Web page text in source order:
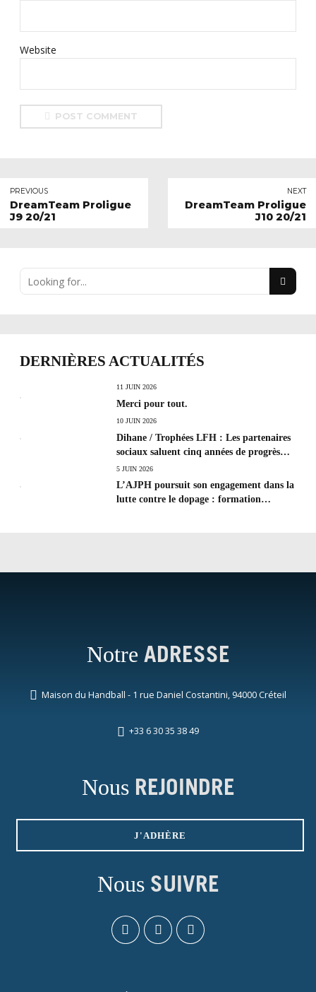
Website
POST COMMENT
PREVIOUS
DreamTeam Proligue
J9 20/21
NEXT
DreamTeam Proligue
J10 20/21
DERNIÈRES ACTUALITÉS
11 JUIN 2026
Merci pour tout.
10 JUIN 2026
Dihane / Trophées LFH : Les partenaires
sociaux saluent cinq années de progrès
social et les efforts à poursuivre !
5 JUIN 2026
L’AJPH poursuit son engagement dans la
lutte contre le dopage : formation
Notre ADRESSE
Maison du Handball - 1 rue Daniel Costantini, 94000 Créteil
+33 6 30 35 38 49
Nous REJOINDRE
J'ADHÈRE
Nous SUIVRE